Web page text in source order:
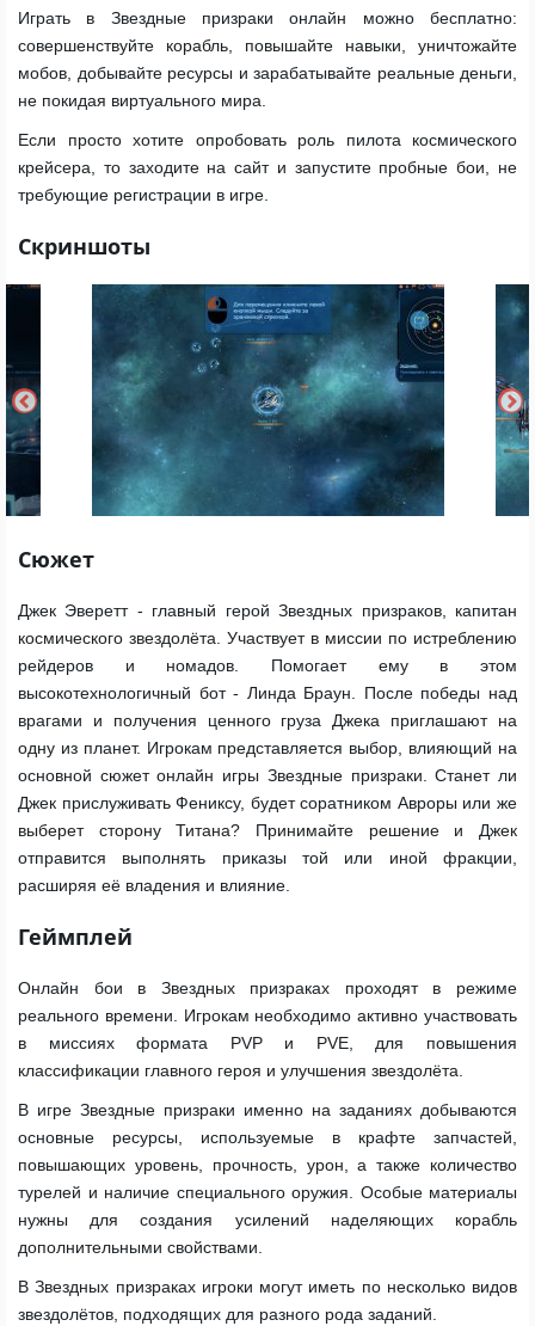
Играть в Звездные призраки онлайн можно бесплатно:
совершенствуйте корабль, повышайте навыки, уничтожайте
мобов, добывайте ресурсы и зарабатывайте реальные деньги,
не покидая виртуального мира.
Если просто хотите опробовать роль пилота космического
крейсера, то заходите на сайт и запустите пробные бои, не
требующие регистрации в игре.
Скриншоты
Сюжет
Джек Эверетт - главный герой Звездных призраков, капитан
космического звездолёта. Участвует в миссии по истреблению
рейдеров и номадов. Помогает ему в этом
высокотехнологичный бот - Линда Браун. После победы над
врагами и получения ценного груза Джека приглашают на
одну из планет. Игрокам представляется выбор, влияющий на
основной сюжет онлайн игры Звездные призраки. Станет ли
Джек прислуживать Фениксу, будет соратником Авроры или же
выберет сторону Титана? Принимайте решение и Джек
отправится выполнять приказы той или иной фракции,
расширяя её владения и влияние.
Геймплей
Онлайн бои в Звездных призраках проходят в режиме
реального времени. Игрокам необходимо активно участвовать
в миссиях формата PVP и PVE, для повышения
классификации главного героя и улучшения звездолёта.
В игре Звездные призраки именно на заданиях добываются
основные ресурсы, используемые в крафте запчастей,
повышающих уровень, прочность, урон, а также количество
турелей и наличие специального оружия. Особые материалы
нужны для создания усилений наделяющих корабль
дополнительными свойствами.
В Звездных призраках игроки могут иметь по несколько видов
звездолётов, подходящих для разного рода заданий.